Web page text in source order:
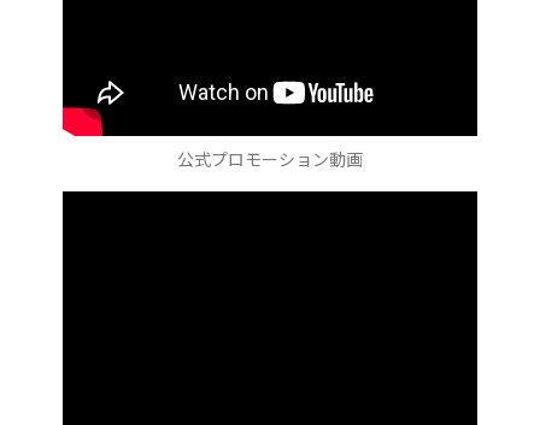
公式プロモーション動画